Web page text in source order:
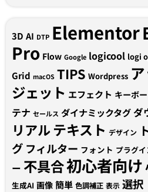
3D AI DTP Elementor
Pro Flow Google logicool logi
Grid macOS TIPS Wordpress
ジェット エフェクト キーボ
テナ セールス ダイナミックタグダ
リアルテキスト デザイン
グ フィルター フォント プラグイ
ー 不具合初心者向け
生成AI 画像 簡単 色調補正 表示 選択